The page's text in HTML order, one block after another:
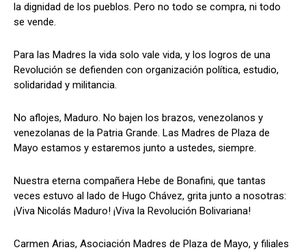
la dignidad de los pueblos. Pero no todo se compra, ni todo
se vende.
Para las Madres la vida solo vale vida, y los logros de una
Revolución se defienden con organización política, estudio,
solidaridad y militancia.
No aflojes, Maduro. No bajen los brazos, venezolanos y
venezolanas de la Patria Grande. Las Madres de Plaza de
Mayo estamos y estaremos junto a ustedes, siempre.
Nuestra eterna compañera Hebe de Bonafini, que tantas
veces estuvo al lado de Hugo Chávez, grita junto a nosotras:
¡Viva Nicolás Maduro! ¡Viva la Revolución Bolivariana!
Carmen Arias, Asociación Madres de Plaza de Mayo, y filiales